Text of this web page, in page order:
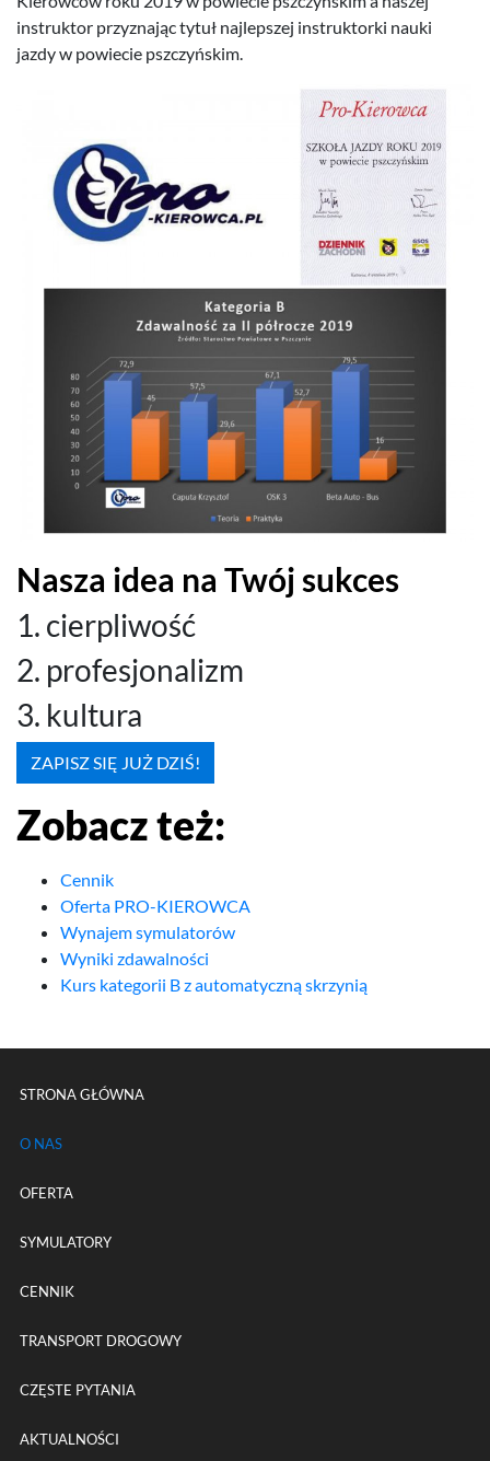
instruk­tor przyz­na­jąc tytuł najlep­szej instruk­torki nauki
jazdy w powiecie pszczyńskim.
Nasza idea na Twój sukces
1. cier­pli­wość
2. pro­fesjon­al­izm
3. kul­tura
ZAPISZ SIĘ JUŻ DZIŚ!
Zobacz też:
Cennik
Oferta PRO-​KIEROWCA
Wynajem symulatorów
Wyniki zdawalności
Kurs kategorii B z automatyczną skrzynią
Menu główne powtórzone na
STRONA GŁÓWNA
O NAS
OFERTA
SYMULATORY
CENNIK
TRANSPORT DROGOWY
CZĘSTE PYTANIA
AKTUALNOŚCI